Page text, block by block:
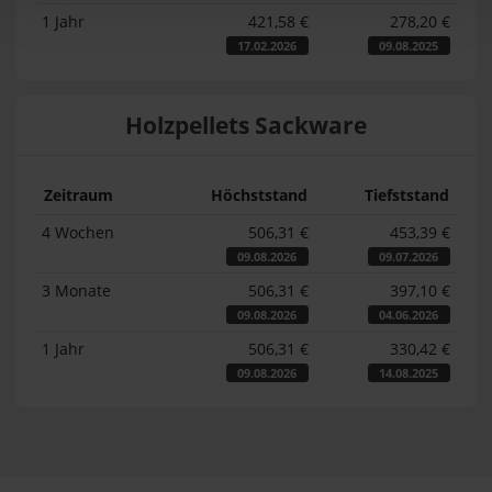
1 Jahr 421,58 €
17.02.2026
278,20 €
09.08.2025
Holzpellets Sackware
Zeitraum Höchststand
Tiefststand
4 Wochen
506,31 €
09.08.2026
453,39 €
09.07.2026
3 Monate 506,31 €
09.08.2026
397,10 €
04.06.2026
1 Jahr 506,31 €
09.08.2026
330,42 €
14.08.2025